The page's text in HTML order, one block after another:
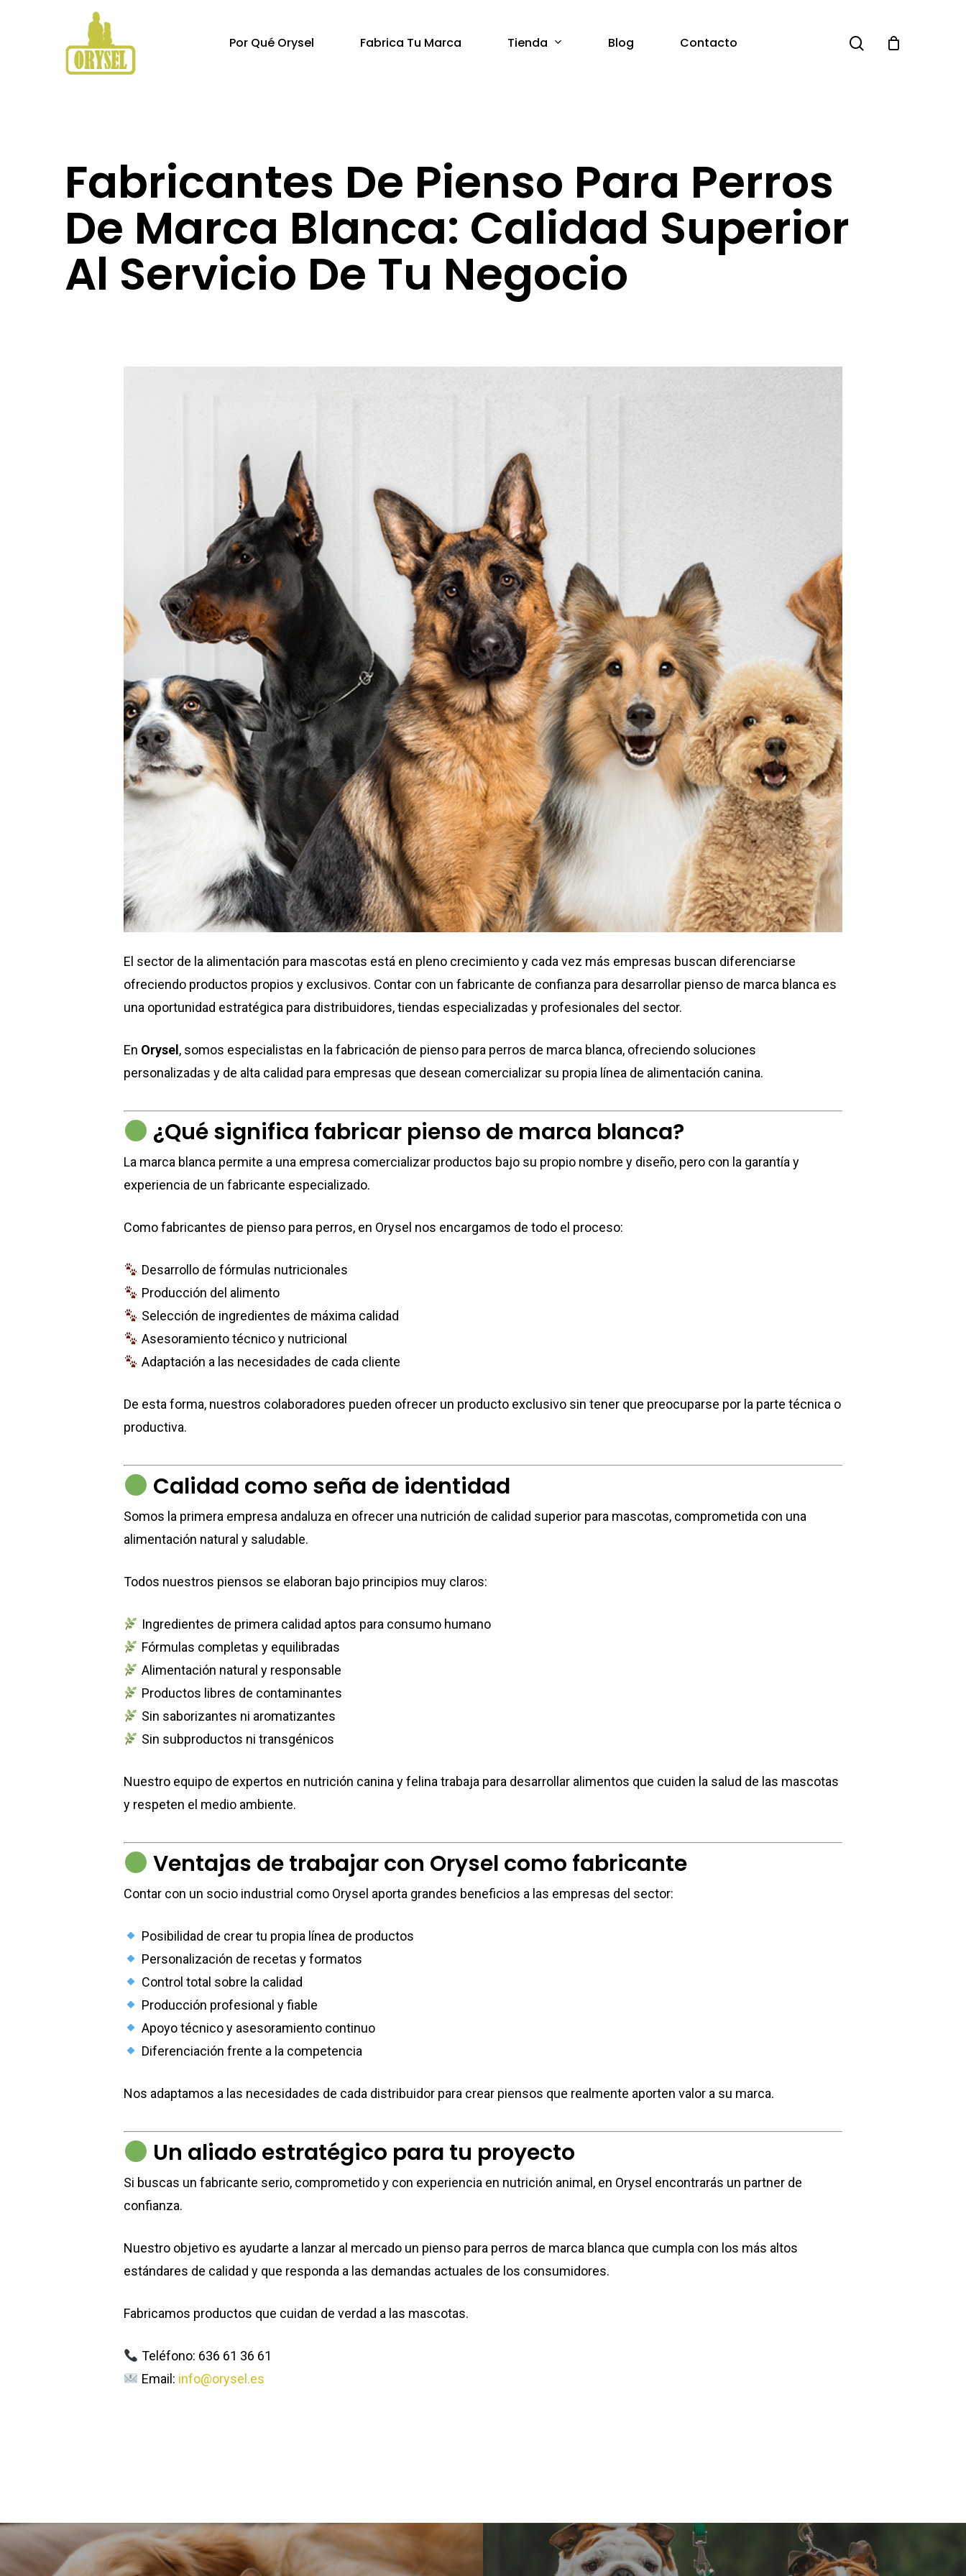
Por Qué Orysel Fabrica Tu Marca Tienda Blog Contacto search
Fabricantes De Pienso Para Perros
De Marca Blanca: Calidad Superior
Al Servicio De Tu Negocio
El sector de la alimentación para mascotas está en pleno crecimiento y cada vez más empresas buscan diferenciarse
ofreciendo productos propios y exclusivos. Contar con un fabricante de confianza para desarrollar pienso de marca blanca es
una oportunidad estratégica para distribuidores, tiendas especializadas y profesionales del sector.
En Orysel, somos especialistas en la fabricación de pienso para perros de marca blanca, ofreciendo soluciones
personalizadas y de alta calidad para empresas que desean comercializar su propia línea de alimentación canina.
¿Qué significa fabricar pienso de marca blanca?
La marca blanca permite a una empresa comercializar productos bajo su propio nombre y diseño, pero con la garantía y
experiencia de un fabricante especializado.
Como fabricantes de pienso para perros, en Orysel nos encargamos de todo el proceso:
Desarrollo de fórmulas nutricionales
Producción del alimento
Selección de ingredientes de máxima calidad
Asesoramiento técnico y nutricional
Adaptación a las necesidades de cada cliente
De esta forma, nuestros colaboradores pueden ofrecer un producto exclusivo sin tener que preocuparse por la parte técnica o
productiva.
Calidad como seña de identidad
Somos la primera empresa andaluza en ofrecer una nutrición de calidad superior para mascotas, comprometida con una
alimentación natural y saludable.
Todos nuestros piensos se elaboran bajo principios muy claros:
Ingredientes de primera calidad aptos para consumo humano
Fórmulas completas y equilibradas
Alimentación natural y responsable
Productos libres de contaminantes
Sin saborizantes ni aromatizantes
Sin subproductos ni transgénicos
Nuestro equipo de expertos en nutrición canina y felina trabaja para desarrollar alimentos que cuiden la salud de las mascotas
y respeten el medio ambiente.
Ventajas de trabajar con Orysel como fabricante
Contar con un socio industrial como Orysel aporta grandes beneficios a las empresas del sector:
Posibilidad de crear tu propia línea de productos
Personalización de recetas y formatos
Control total sobre la calidad
Producción profesional y fiable
Apoyo técnico y asesoramiento continuo
Diferenciación frente a la competencia
Nos adaptamos a las necesidades de cada distribuidor para crear piensos que realmente aporten valor a su marca.
Un aliado estratégico para tu proyecto
Si buscas un fabricante serio, comprometido y con experiencia en nutrición animal, en Orysel encontrarás un partner de
confianza.
Nuestro objetivo es ayudarte a lanzar al mercado un pienso para perros de marca blanca que cumpla con los más altos
estándares de calidad y que responda a las demandas actuales de los consumidores.
Fabricamos productos que cuidan de verdad a las mascotas.
Teléfono: 636 61 36 61
Email: info@orysel.es